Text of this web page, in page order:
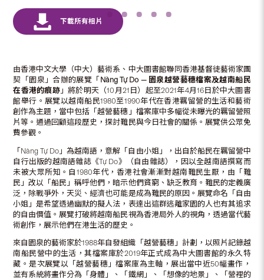
由香港中文大學（中大）藝術系、中大圖書館聯同香港基督徒藝術家團
契「園泉」合辦的展覽「Nàng Tự Do — 園泉越營藝穗檔案及越南船民
在香港的痕跡」將於明天（10月21日）起至2021年4月16日於中大圖書
館舉行。展覽以越南船民1980至1990年代在香港羈留營的生活和藝術
創作為主題，當中包括「越營藝穗」檔案庫中多幅從未曝光的羈留營照
片等。通過回顧這段歷史，探討難民與今日社會的關係。展覽供公眾免
費參觀。
「Nàng Tự Do」為越南語，意解「自由小姐」，出自於船民在羈留營中
自行出版的越南語雜誌《Tự Do》（自由雜誌），因以全越南語撰寫而
未被大眾所知。自1980年代，香港社會漸漸對越南難民生厭，由「難
民」改以「船民」稱呼他們，暗示他們貧窮、缺乏教育。難民的定義廣
泛，除戰爭外，天災、經濟也可能是成為難民的原因。展覽命名「自由
小姐」是希望透過幽默的擬人法，表達出這群逃離家園的人也有其追求
的自由價值。展覽打破將越南船民視為香港局外人的視角，透過當代藝
術創作，展示他們在港生活的歷史。
來自園泉的藝術家於1988年自發組織「越營藝穗」計劃，以照片記錄越
南船民營中的生活，其檔案庫於2019年正式成為中大圖書館的永久特
藏。是次展覽以「越營藝穗」檔案庫為主軸，展出當中近50幅畫作，
並有系統將畫作分為「身體」、「鐵網」、「想像的地景」、「營裡的